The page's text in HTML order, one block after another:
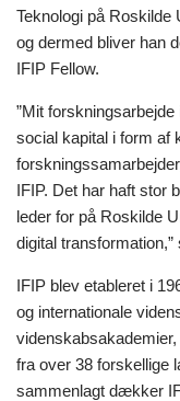
Teknologi på
og dermed bliver han
IFIP Fellow.
”Mit
social kapital i form af
IFIP. Det har haft stor
leder for på Roskilde
digital
IFIP blev etableret i
og internationale
fra over 38 forskellige
sammenlagt dækker